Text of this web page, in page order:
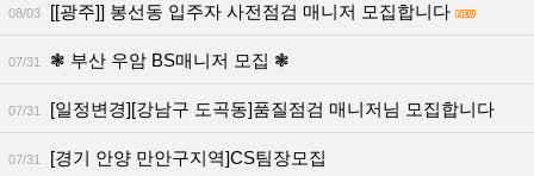
08/03 [[광주]] 봉선동 입주자 사전점검 매니저 모집합니다
07/31 ❃ 부산 우암 BS매니저 모집 ❃
07/31 [일정변경][강남구 도곡동]품질점검 매니저님 모집합니다
07/31 [경기 안양 만안구지역]CS팀장모집